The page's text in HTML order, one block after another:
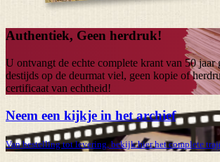
Authentiek, Geen herdruk!
U ontvangt de echte complete krant van 50 jaar
destijds op de deurmat viel, geen kopie of
certificaat van echtheid!
Neem een kijkje in het archief
Van bestelling tot levering, bekijk hier het complete